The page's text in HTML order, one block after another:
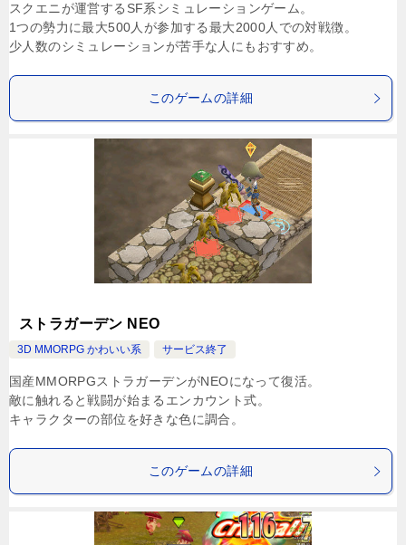
スクエニが運営するSF系シミュレーションゲーム。
1つの勢力に最大500人が参加する最大2000人での対戦徴。
少人数のシミュレーションが苦手な人にもおすすめ。
このゲームの詳細
ストラガーデン NEO
3D MMORPG かわいい系 サービス終了
国産MMORPGストラガーデンがNEOになって復活。
敵に触れると戦闘が始まるエンカウント式。
キャラクターの部位を好きな色に調合。
このゲームの詳細